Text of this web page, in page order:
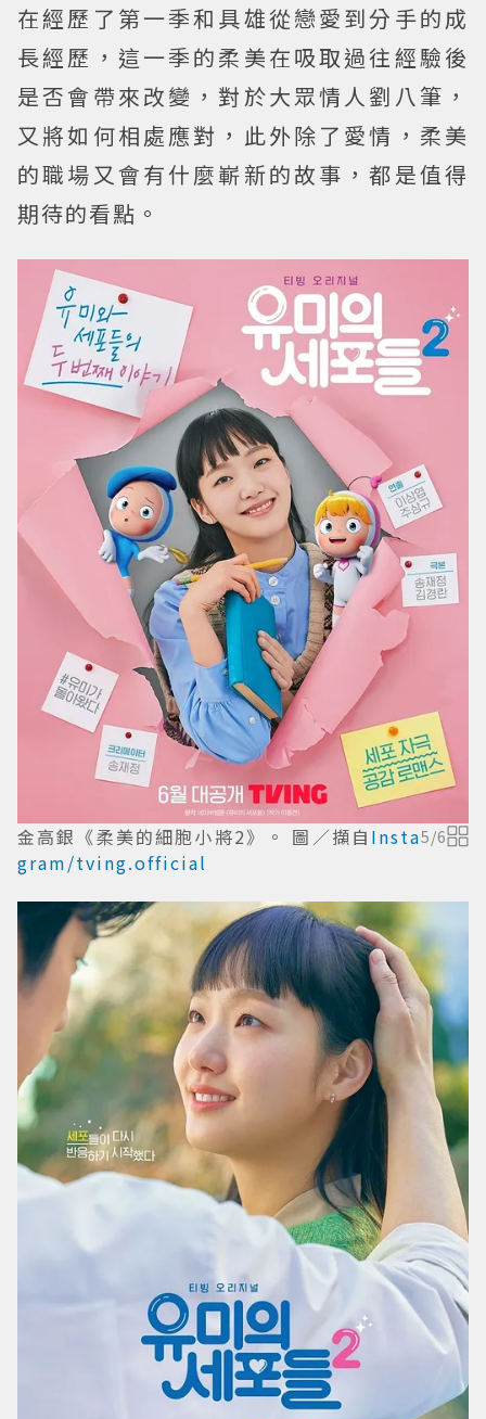
在經歷了第一季和具雄從戀愛到分手的成
長經歷，這一季的柔美在吸取過往經驗後
是否會帶來改變，對於大眾情人劉八筆，
又將如何相處應對，此外除了愛情，柔美
的職場又會有什麼嶄新的故事，都是值得
期待的看點。
金高銀《柔美的細胞小將2》。 圖／擷自 Insta
gram/tving.official
5/6